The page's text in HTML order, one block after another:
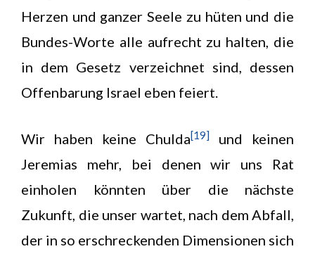
Herzen und ganzer Seele zu hüten und die
Bundes-Worte alle aufrecht zu halten, die
in dem Gesetz verzeichnet sind, dessen
Offenbarung Israel eben feiert.
Wir haben keine Chulda[19]
und keinen
Jeremias mehr, bei denen wir uns Rat
einholen könnten über die nächste
Zukunft, die unser wartet, nach dem Abfall,
der in so erschreckenden Dimensionen sich